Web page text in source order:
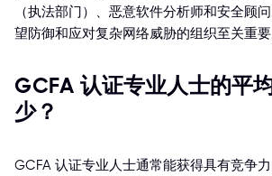
（执法部门）、恶意软件分析师和安全顾
望防御和应对复杂网络威胁的组织至关重要
GCFA 认证专业人士的平
少？
GCFA 认证专业人士通常能获得具有竞争